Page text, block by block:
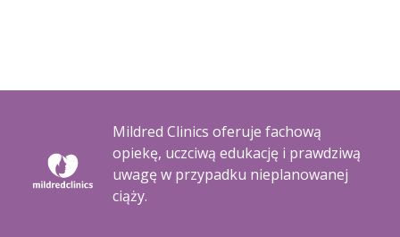
Mildred Clinics oferuje fachową
opiekę, uczciwą edukację i prawdziwą
uwagę w przypadku nieplanowanej
ciąży.